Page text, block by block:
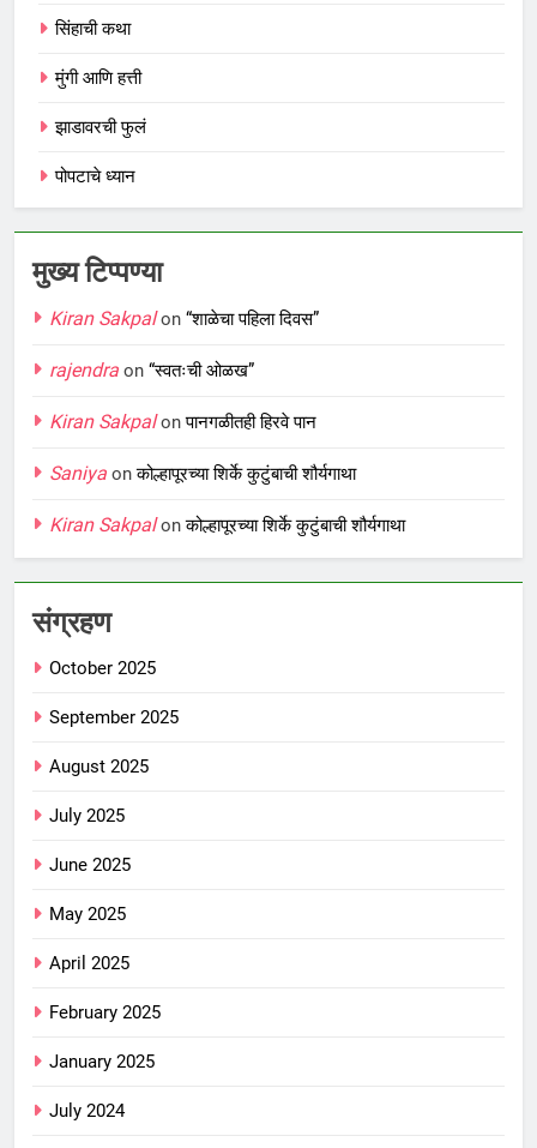
सिंहाची कथा
मुंगी आणि हत्ती
झाडावरची फुलं
पोपटाचे ध्यान
मुख्य टिप्पण्या
Kiran Sakpalon “शाळेचा पहिला दिवस”
rajendra on “स्वतःची ओळख”
Kiran Sakpalonपानगळीतही हिरवे पान
Saniya onकोल्हापूरच्या शिर्के कुटुंबाची शौर्यगाथा
Kiran Sakpalonकोल्हापूरच्या शिर्के कुटुंबाची शौर्यगाथा
संग्रहण
October 2025
September 2025
August 2025
July 2025
June 2025
May 2025
April 2025
February 2025
January 2025
July 2024